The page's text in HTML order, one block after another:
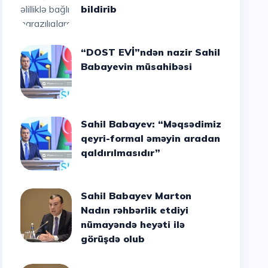
bildirib
“DOST EVİ”ndən nazir Sahil
Babayevin müsahibəsi
Sahil Babayev: “Məqsədimiz
qeyri-formal əməyin aradan
qaldırılmasıdır”
Sahil Babayev Marton
Nadın rəhbərlik etdiyi
nümayəndə heyəti ilə
görüşdə olub